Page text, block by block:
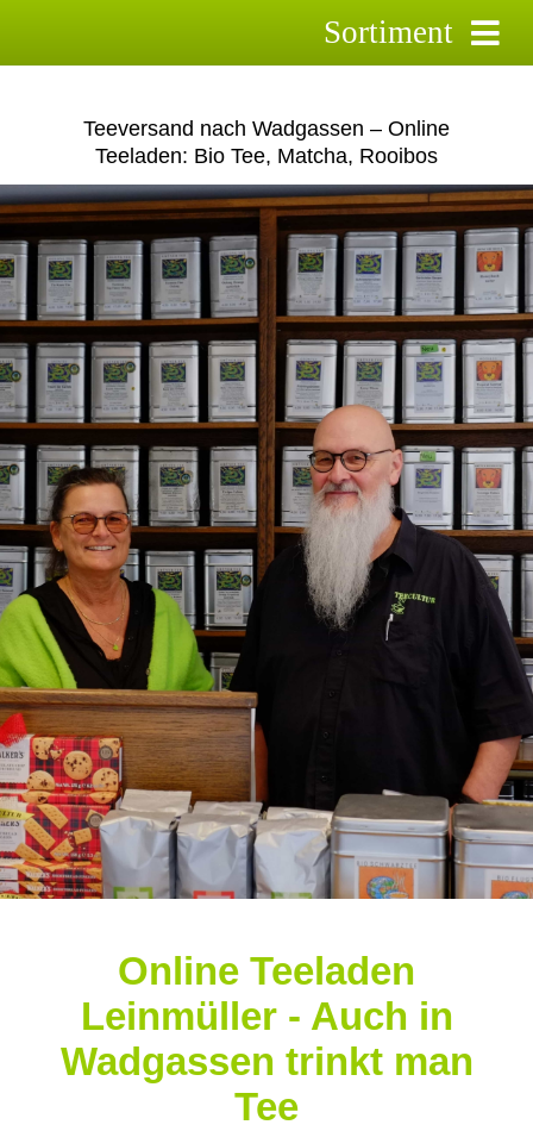
Sortiment
Grüntee
Rooibostee
Kräutertee
Früchtetee
Saison-Tee`s
Aktionstee
Pyramidenbeutel
Zubehör
Teeversand nach Wadgassen – Online
Teeladen: Bio Tee, Matcha, Rooibos
Online Teeladen
Leinmüller - Auch in
Wadgassen trinkt man
Tee